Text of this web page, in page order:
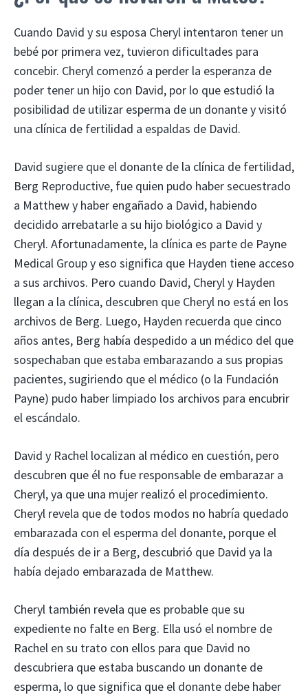
Cuando David y su esposa Cheryl intentaron tener un
bebé por primera vez, tuvieron dificultades para
concebir. Cheryl comenzó a perder la esperanza de
poder tener un hijo con David, por lo que estudió la
posibilidad de utilizar esperma de un donante y visitó
una clínica de fertilidad a espaldas de David.
David sugiere que el donante de la clínica de fertilidad,
Berg Reproductive, fue quien pudo haber secuestrado
a Matthew y haber engañado a David, habiendo
decidido arrebatarle a su hijo biológico a David y
Cheryl. Afortunadamente, la clínica es parte de Payne
Medical Group y eso significa que Hayden tiene acceso
a sus archivos. Pero cuando David, Cheryl y Hayden
llegan a la clínica, descubren que Cheryl no está en los
archivos de Berg. Luego, Hayden recuerda que cinco
años antes, Berg había despedido a un médico del que
sospechaban que estaba embarazando a sus propias
pacientes, sugiriendo que el médico (o la Fundación
Payne) pudo haber limpiado los archivos para encubrir
el escándalo.
David y Rachel localizan al médico en cuestión, pero
descubren que él no fue responsable de embarazar a
Cheryl, ya que una mujer realizó el procedimiento.
Cheryl revela que de todos modos no habría quedado
embarazada con el esperma del donante, porque el
día después de ir a Berg, descubrió que David ya la
había dejado embarazada de Matthew.
Cheryl también revela que es probable que su
expediente no falte en Berg. Ella usó el nombre de
Rachel en su trato con ellos para que David no
descubriera que estaba buscando un donante de
esperma, lo que significa que el donante debe haber